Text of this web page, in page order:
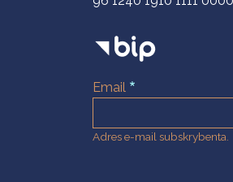
Email
Adres e-mail subskrybenta.